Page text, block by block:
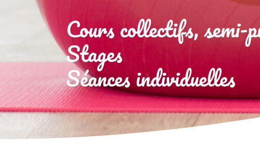
Cours collectifs,
Stages
Séances individuelles